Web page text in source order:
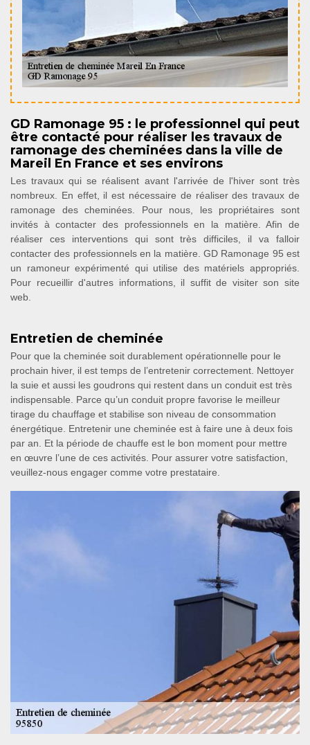
GD Ramonage 95 : le professionnel qui peut
être contacté pour réaliser les travaux de
ramonage des cheminées dans la ville de
Mareil En France et ses environs
Les travaux qui se réalisent avant l'arrivée de l'hiver sont très
nombreux. En effet, il est nécessaire de réaliser des travaux de
ramonage des cheminées. Pour nous, les propriétaires sont
invités à contacter des professionnels en la matière. Afin de
réaliser ces interventions qui sont très difficiles, il va falloir
contacter des professionnels en la matière. GD Ramonage 95 est
un ramoneur expérimenté qui utilise des matériels appropriés.
Pour recueillir d'autres informations, il suffit de visiter son site
web.
Entretien de cheminée
Pour que la cheminée soit durablement opérationnelle pour le
prochain hiver, il est temps de l’entretenir correctement. Nettoyer
la suie et aussi les goudrons qui restent dans un conduit est très
indispensable. Parce qu’un conduit propre favorise le meilleur
tirage du chauffage et stabilise son niveau de consommation
énergétique. Entretenir une cheminée est à faire une à deux fois
par an. Et la période de chauffe est le bon moment pour mettre
en œuvre l’une de ces activités. Pour assurer votre satisfaction,
veuillez-nous engager comme votre prestataire.